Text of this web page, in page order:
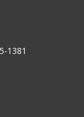
1381